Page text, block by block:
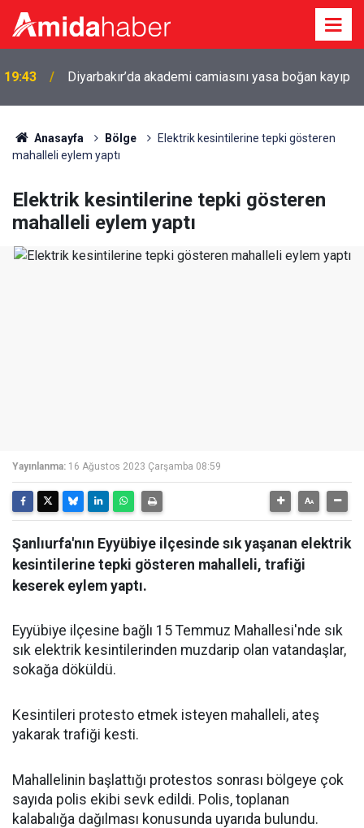
19:43 Diyarbakır’da akademi camiasını yasa boğan kayıp
Anasayfa Bölge
Elektrik kesintilerine tepki gösteren
mahalleli eylem yaptı
Elektrik kesintilerine tepki gösteren
mahalleli eylem yaptı
Yayınlanma: 16 Ağustos 2023 Çarşamba 08:59
Şanlıurfa'nın Eyyübiye ilçesinde sık yaşanan elektrik
kesintilerine tepki gösteren mahalleli, trafiği
keserek eylem yaptı.
Eyyübiye ilçesine bağlı 15 Temmuz Mahallesi'nde sık
sık elektrik kesintilerinden muzdarip olan vatandaşlar,
sokağa döküldü.
Kesintileri protesto etmek isteyen mahalleli, ateş
yakarak trafiği kesti.
Mahallelinin başlattığı protestos sonrası bölgeye çok
sayıda polis ekibi sevk edildi. Polis, toplanan
kalabalığa dağılması konusunda uyarıda bulundu.